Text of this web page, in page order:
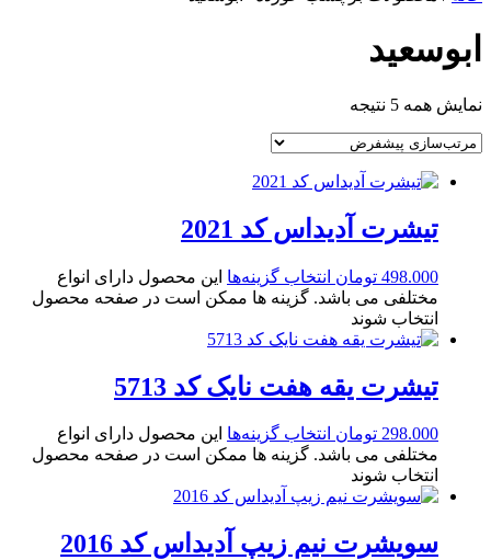
ابوسعید
نمایش همه 5 نتیجه
تیشرت آدیداس کد 2021
498.000 تومان انتخاب گزینه‌ها این محصول دارای انواع
مختلفی می باشد. گزینه ها ممکن است در صفحه محصول
انتخاب شوند
تیشرت یقه هفت نایک کد 5713
298.000 تومان انتخاب گزینه‌ها این محصول دارای انواع
مختلفی می باشد. گزینه ها ممکن است در صفحه محصول
انتخاب شوند
سویشرت نیم زیپ آدیداس کد 2016